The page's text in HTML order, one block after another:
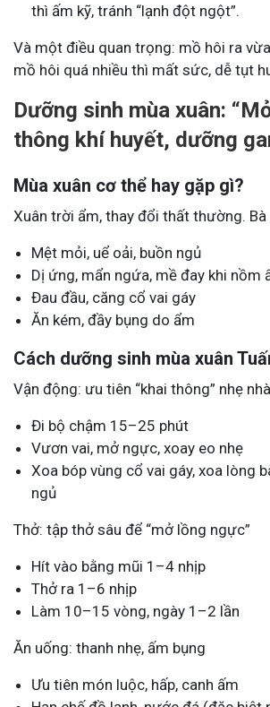
thì ấm kỹ, tránh “lạnh đột ngột”.
Và một điều quan trọng: mồ hôi ra
mồ hôi quá nhiều thì mất sức, dễ tụt
Dưỡng sinh mùa xuân:
thông khí huyết, dưỡng
Mùa xuân cơ thể hay gặp gì?
Xuân trời ẩm, thay đổi thất thường. Bà
Mệt mỏi, uể oải, buồn ngủ
Dị ứng, mẩn ngứa, mề đay khi nồm
Đau đầu, căng cổ vai gáy
Ăn kém, đầy bụng do ẩm
Cách dưỡng sinh mùa xuân
Vận động: ưu tiên “khai thông” nhẹ
Đi bộ chậm 15–25 phút
Vươn vai, mở ngực, xoay eo nhẹ
Xoa bóp vùng cổ vai gáy, xoa lòng
ngủ
Thở: tập thở sâu để “mở lồng ngực”
Hít vào bằng mũi 1–4 nhịp
Thở ra 1–6 nhịp
Làm 10–15 vòng, ngày 1–2 lần
Ăn uống: thanh nhẹ, ấm bụng
Ưu tiên món luộc, hấp, canh ấm